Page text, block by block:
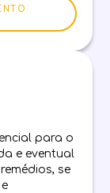
para o
e eventual
se